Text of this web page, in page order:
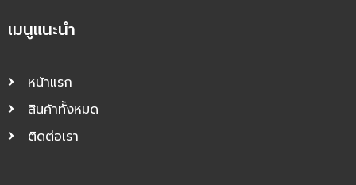
เมนูแนะนำ
หน้าแรก
สินค้าทั้งหมด
ติดต่อเรา